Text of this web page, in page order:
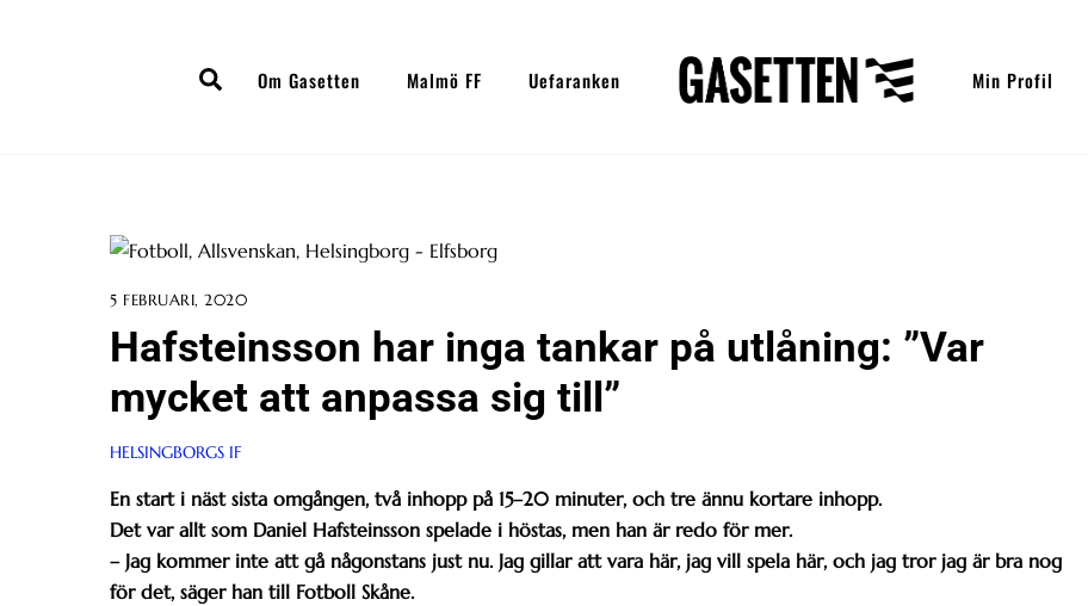
SearchOm Gasetten Malmö FF Uefaranken Min Profil
5 FEBRUARI, 2020
Hafsteinsson har inga tankar på utlåning: ”Var
mycket att anpassa sig till”
HELSINGBORGS IF
En start i näst sista omgången, två inhopp på 15–20 minuter, och tre ännu kortare inhopp.
Det var allt som Daniel Hafsteinsson spelade i höstas, men han är redo för mer.
– Jag kommer inte att gå någonstans just nu. Jag gillar att vara här, jag vill spela här, och jag tror jag är bra nog
för det, säger han till Fotboll Skåne.